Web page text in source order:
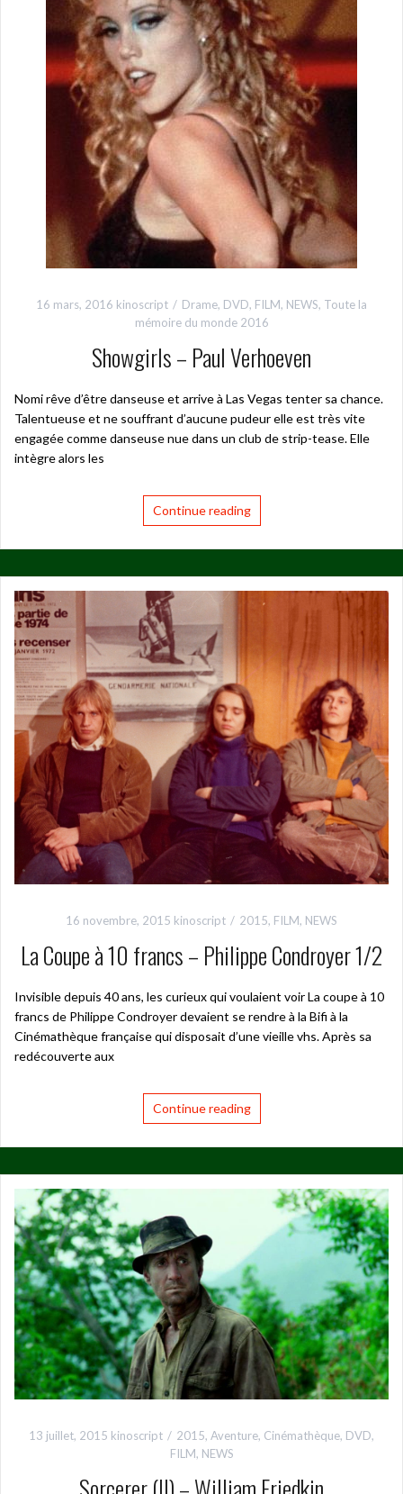
16 mars, 2016 kinoscript Drame, DVD, FILM, NEWS, Toute la
mémoire du monde 2016
Showgirls – Paul Verhoeven
Nomi rêve d’être danseuse et arrive à Las Vegas tenter sa chance.
Talentueuse et ne souffrant d’aucune pudeur elle est très vite
engagée comme danseuse nue dans un club de strip-tease. Elle
intègre alors les
Continue reading
16 novembre, 2015 kinoscript 2015, FILM, NEWS
La Coupe à 10 francs – Philippe Condroyer 1/2
Invisible depuis 40 ans, les curieux qui voulaient voir La coupe à 10
francs de Philippe Condroyer devaient se rendre à la Bifi à la
Cinémathèque française qui disposait d’une vieille vhs. Après sa
redécouverte aux
Continue reading
13 juillet, 2015 kinoscript 2015, Aventure, Cinémathèque, DVD,
FILM, NEWS